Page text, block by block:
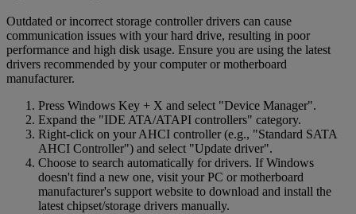
Outdated or incorrect storage controller drivers can cause
communication issues with your hard drive, resulting in poor
performance and high disk usage. Ensure you are using the latest
drivers recommended by your computer or motherboard
manufacturer.
Press Windows Key + X and select "Device Manager".
Expand the "IDE ATA/ATAPI controllers" category.
Right-click on your AHCI controller (e.g., "Standard SATA
AHCI Controller") and select "Update driver".
Choose to search automatically for drivers. If Windows
doesn't find a new one, visit your PC or motherboard
manufacturer's support website to download and install the
latest chipset/storage drivers manually.